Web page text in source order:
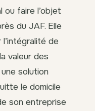
ou faire l’objet
du JAF. Elle
de
valeur des
solution
le domicile
son entreprise